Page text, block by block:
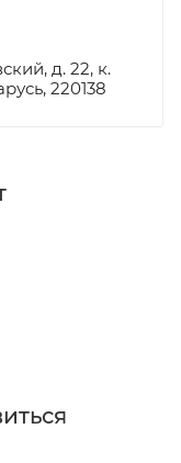
д. 22, к.
220138